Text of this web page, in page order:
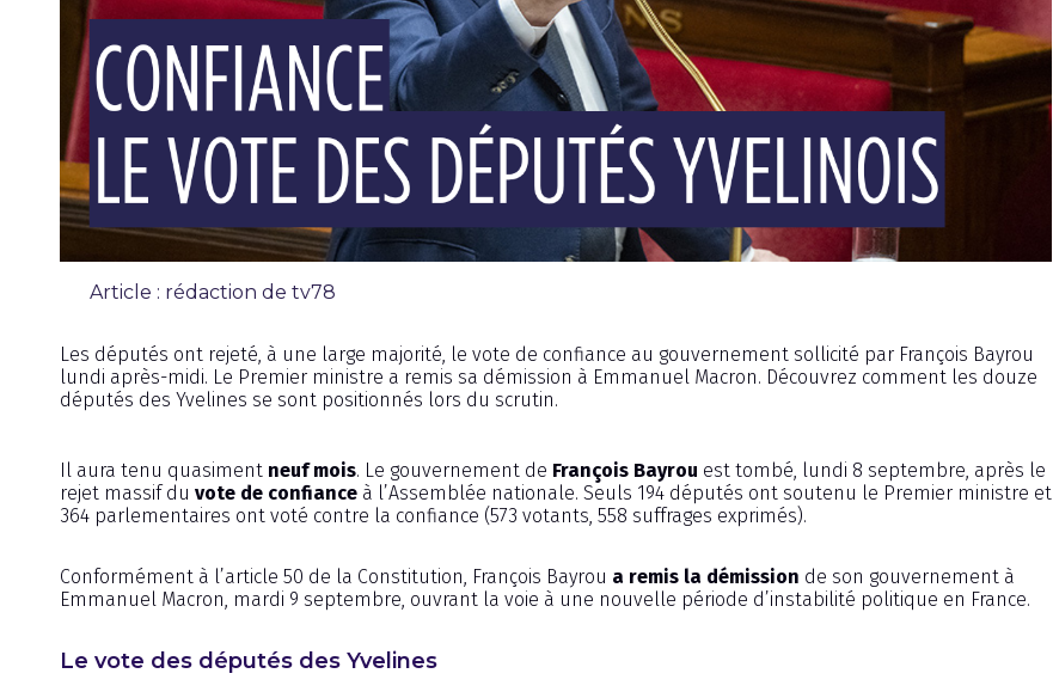
Article : rédaction de tv78
Les députés ont rejeté, à une large majorité, le vote de confiance au gouvernement sollicité par François Bayrou
lundi après-midi. Le Premier ministre a remis sa démission à Emmanuel Macron. Découvrez comment les douze
députés des Yvelines se sont positionnés lors du scrutin.
Il aura tenu quasiment neuf mois. Le gouvernement de François Bayrou est tombé, lundi 8 septembre, après le
rejet massif du vote de confiance à l’Assemblée nationale. Seuls 194 députés ont soutenu le Premier ministre et
364 parlementaires ont voté contre la confiance (573 votants, 558 suffrages exprimés).
Conformément à l’article 50 de la Constitution, François Bayrou a remis la démission de son gouvernement à
Emmanuel Macron, mardi 9 septembre, ouvrant la voie à une nouvelle période d’instabilité politique en France.
Le vote des députés des Yvelines